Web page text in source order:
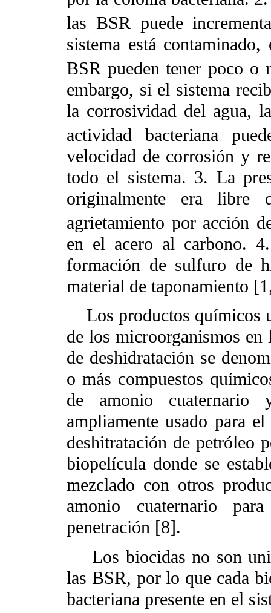
las BSR puede
sistema está
BSR pueden tener poco o
embargo, si el sistema
la corrosividad del agua,
actividad bacteriana
velocidad de corrosión y
todo el sistema. 3. La
originalmente era libre
agrietamiento por acción
en el acero al carbono.
formación de sulfuro de
material de taponamiento
Los productos químicos
de los microorganismos en
de deshidratación se
o más compuestos
de amonio cuaternario
ampliamente usado para
deshitratación de petróleo
biopelícula donde se
mezclado con otros
amonio cuaternario
penetración [8].
Los biocidas no son
las BSR, por lo que cada
bacteriana presente en el